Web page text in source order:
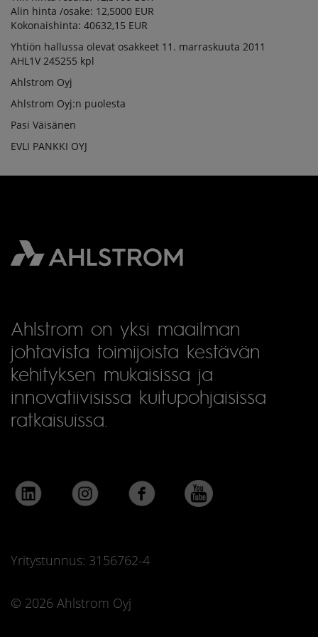
Alin hinta /osake: 12,5000 EUR
Kokonaishinta: 40632,15 EUR
Yhtiön hallussa olevat osakkeet 11. marraskuuta 2011
AHL1V 245255 kpl
Ahlstrom Oyj
Ahlstrom Oyj:n puolesta
Pasi Väisänen
EVLI PANKKI OYJ
Ahlstrom on yksi maailman
johtavista toimijoista kestävän
kehityksen mukaisissa ja
innovatiivisissa kuitupohjaisissa
ratkaisuissa.
Yritystunnus: 3156762-4
© 2026 Ahlstrom Oyj